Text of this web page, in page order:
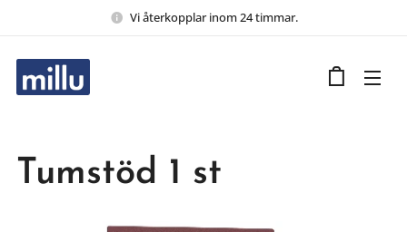
Vi återkopplar inom 24 timmar.
Tumstöd 1 st